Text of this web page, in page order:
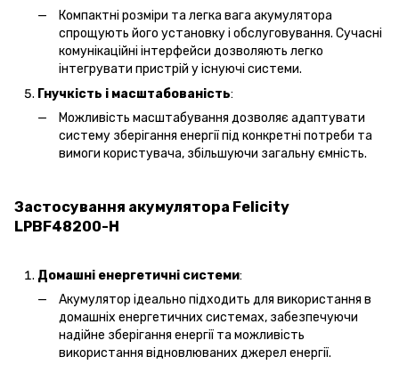
Компактні розміри та легка вага акумулятора
спрощують його установку і обслуговування. Сучасні
комунікаційні інтерфейси дозволяють легко
інтегрувати пристрій у існуючі системи.
Гнучкість і масштабованість:
Можливість масштабування дозволяє адаптувати
систему зберігання енергії під конкретні потреби та
вимоги користувача, збільшуючи загальну ємність.
Застосування акумулятора Felicity
LPBF48200-H
Домашні енергетичні системи:
Акумулятор ідеально підходить для використання в
домашніх енергетичних системах, забезпечуючи
надійне зберігання енергії та можливість
використання відновлюваних джерел енергії.